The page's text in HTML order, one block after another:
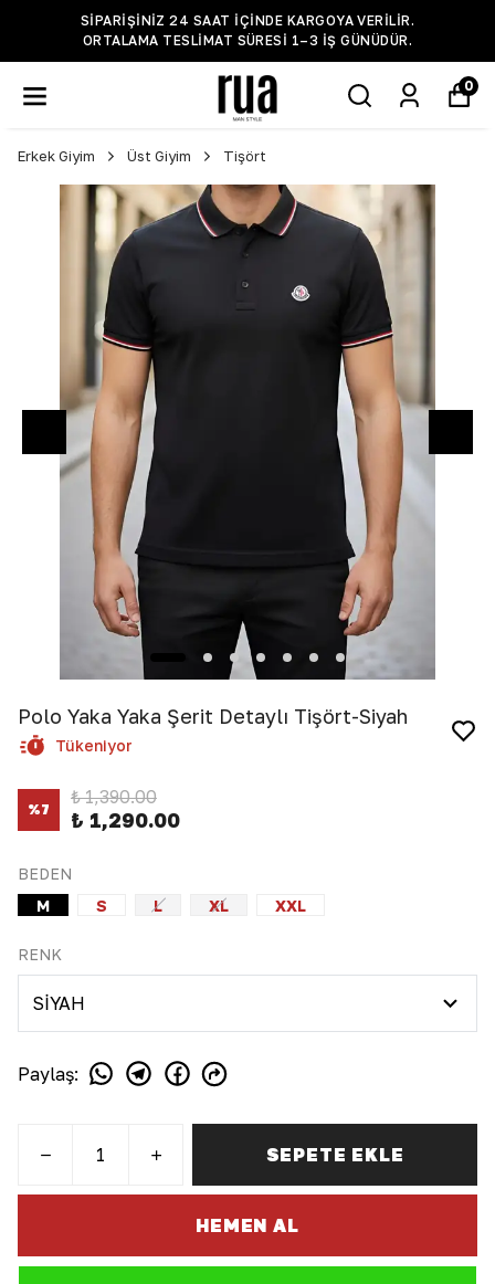
SIPARIŞINIZ 24 SAAT IÇINDE KARGOYA VERILIR.
ORTALAMA TESLIMAT SÜRESI 1–3 IŞ GÜNÜDÜR.
0
Erkek Giyim Üst Giyim Tişört
Polo Yaka Yaka Şerit Detaylı Tişört-Siyah
Tükeniyor
%7
₺ 1,390.00
₺ 1,290.00
BEDEN
M
S L XL XXL
RENK
Paylaş:
SEPETE EKLE
HEMEN AL